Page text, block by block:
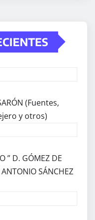
(Fuentes,
y otros)
” D. GÓMEZ DE
ANTONIO SÁNCHEZ